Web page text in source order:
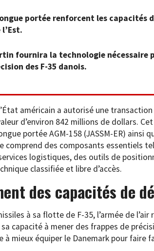
portée renforcent les capacités
fournira la technologie nécessaire
des F-35 danois.
américain a autorisé une
d’environ 842 millions de dollars.
portée AGM-158 (JASSM-ER) ainsi
comprend des composants essentiels
logistiques, des outils de
classifiée et libre d’accès.
des capacités de
à sa flotte de F-35, l’armée de
capacité à mener des frappes de
à mieux équiper le Danemark pour faire